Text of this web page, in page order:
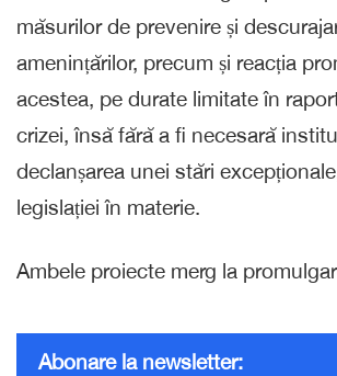
măsurilor de prevenire și
amenințărilor, precum și reacția
acestea, pe durate limitate în
crizei, însă fără a fi necesară
declanșarea unei stări
legislației în materie.
Ambele proiecte merg la
Abonare la newsletter: